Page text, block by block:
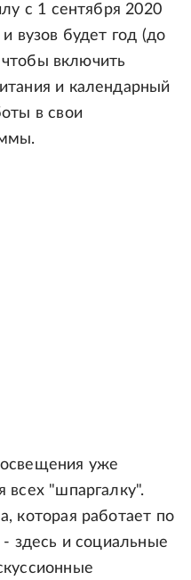
с 1 сентября 2020
вузов будет год (до
чтобы включить
и календарный
в свои
уже
всех "шпаргалку".
которая работает по
здесь и социальные